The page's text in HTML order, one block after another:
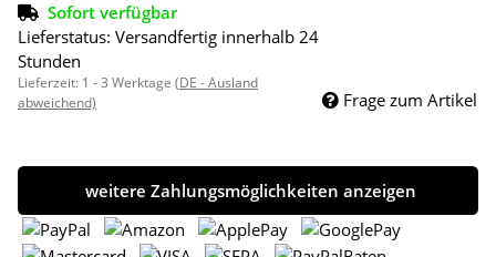
Sofort verfügbar
Lieferstatus: Versandfertig innerhalb 24
Stunden
Lieferzeit: 1 - 3 Werktage (DE - Ausland
abweichend)
Frage zum Artikel
weitere Zahlungsmöglichkeiten anzeigen